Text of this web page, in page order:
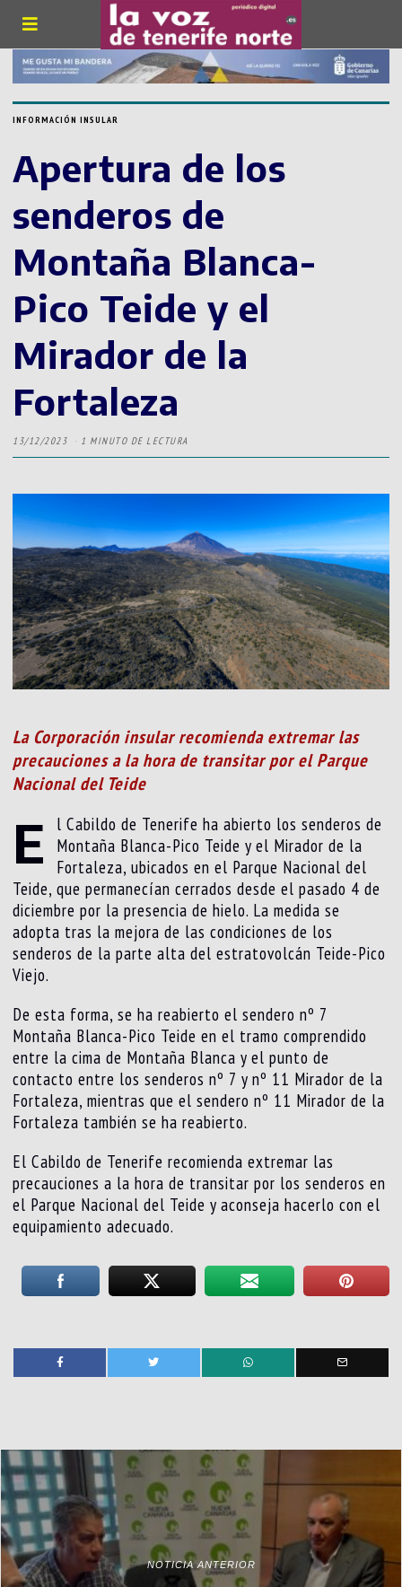
INFORMACIÓN INSULAR
Apertura de los
senderos de
Montaña Blanca-
Pico Teide y el
Mirador de la
Fortaleza
13/12/2023 1 MINUTO DE LECTURA
La Corporación insular recomienda extremar las
precauciones a la hora de transitar por el Parque
Nacional del Teide
E
l Cabildo de Tenerife ha abierto los senderos de
Montaña Blanca-Pico Teide y el Mirador de la
Fortaleza, ubicados en el Parque Nacional del
Teide, que permanecían cerrados desde el pasado 4 de
diciembre por la presencia de hielo. La medida se
adopta tras la mejora de las condiciones de los
senderos de la parte alta del estratovolcán Teide-Pico
Viejo.
De esta forma, se ha reabierto el sendero nº 7
Montaña Blanca-Pico Teide en el tramo comprendido
entre la cima de Montaña Blanca y el punto de
contacto entre los senderos nº 7 y nº 11 Mirador de la
Fortaleza, mientras que el sendero nº 11 Mirador de la
Fortaleza también se ha reabierto.
El Cabildo de Tenerife recomienda extremar las
precauciones a la hora de transitar por los senderos en
el Parque Nacional del Teide y aconseja hacerlo con el
equipamiento adecuado.
NOTICIA ANTERIOR